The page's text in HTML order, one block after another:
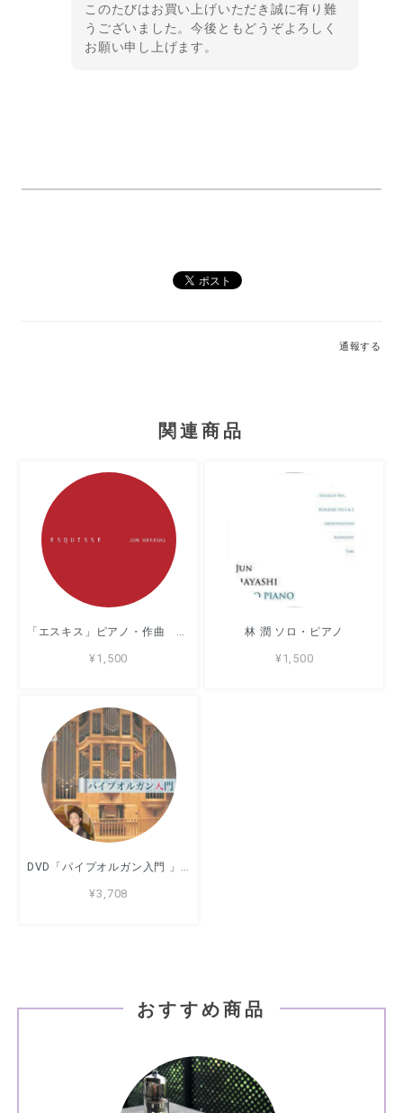
このたびはお買い上げいただき誠に有り難
うございました。今後ともどうぞよろしく
お願い申し上げます。
通報する
関連商品
「エスキス」ピアノ・作曲 林 潤
¥1,500
林 潤 ソロ・ピアノ
¥1,500
¥3,708
おすすめ商品